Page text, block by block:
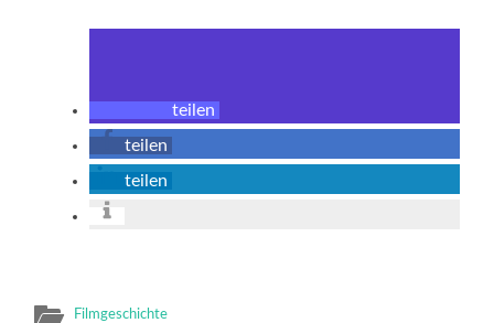
teilen
teilen
teilen
Filmgeschichte